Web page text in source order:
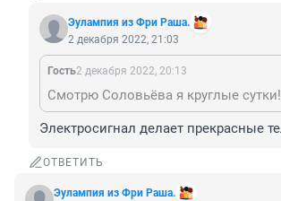
Эулампия из Фри Раша.
2 декабря 2022, 21:03
Гость2 декабря 2022, 20:13
Электросигнал делает прекрасные
ОТВЕТИТЬ
Эулампия из Фри Раша.